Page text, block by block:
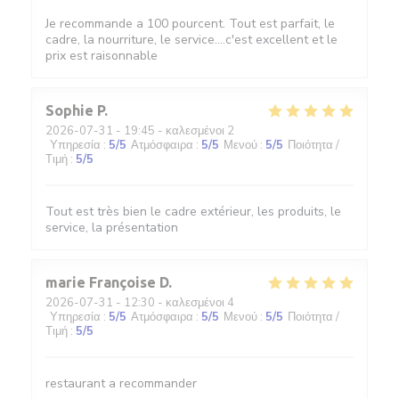
Je recommande a 100 pourcent. Tout est parfait, le
cadre, la nourriture, le service....c'est excellent et le
prix est raisonnable
Sophie P
2026-07-31 - 19:45 - καλεσμένοι 2
Υπηρεσία : 5/5 Ατμόσφαιρα : 5/5 Μενού : 5/5 Ποιότητα /
Τιμή : 5/5
Tout est très bien le cadre extérieur, les produits, le
service, la présentation
marie Françoise D
2026-07-31 - 12:30 - καλεσμένοι 4
Υπηρεσία : 5/5 Ατμόσφαιρα : 5/5 Μενού : 5/5 Ποιότητα /
Τιμή : 5/5
restaurant a recommander